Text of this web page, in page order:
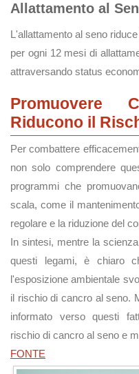
Allattamento al
L'allattamento al seno
per ogni 12 mesi di
attraversando status
Promuovere
Riducono il
Per combattere
non solo comprendere
programmi che
scala, come il
regolare e la riduzione del
In sintesi, mentre la
questi legami, è chiaro
l'esposizione ambientale
il rischio di cancro al seno.
informato verso questi
rischio di cancro al seno e
FONTE